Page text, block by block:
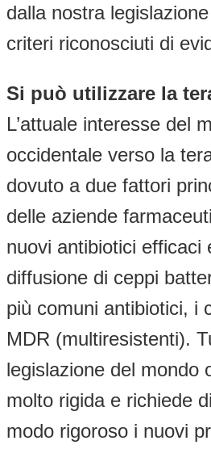
dalla nostra
criteri riconosciuti di
Si può utilizzare la
L’attuale interesse del
occidentale verso la
dovuto a due fattori
delle aziende
nuovi antibiotici efficaci
diffusione di ceppi
più comuni antibiotici, i
MDR (multiresistenti).
legislazione del mondo
molto rigida e richiede
modo rigoroso i nuovi